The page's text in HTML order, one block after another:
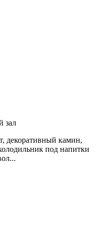
зал
декоративный камин,
под напитки